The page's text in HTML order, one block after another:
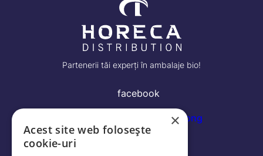
Partenerii tăi experți în ambalaje bio!
facebook
Log in
×
Acest site web folosește
cookie-uri